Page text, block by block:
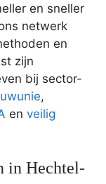
en sneller
netwerk
en
zijn
bij sector-
,
en veilig
in Hechtel-